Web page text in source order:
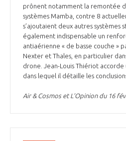
prônent notamment la remontée
systèmes Mamba, contre 8
s’ajoutaient deux autres systèmes
également indispensable un
antiaérienne « de basse couche »
Nexter et Thales, en particulier
drone. Jean-Louis Thiériot accorde
dans lequel il détaille les
Air & Cosmos et L’Opinion du 16